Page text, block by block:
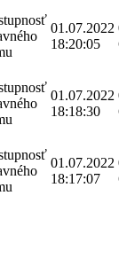
01.07.2022
18:20:05
01.07.2022
18:18:30
01.07.2022
18:17:07